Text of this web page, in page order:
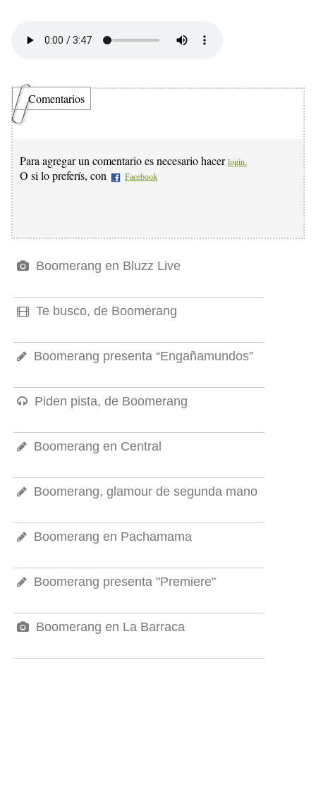
Comentarios
Para agregar un comentario es necesario hacer login.
O si lo preferís, con Facebook
Boomerang en Bluzz Live
Te busco, de Boomerang
Boomerang presenta “Engañamundos”
Piden pista, de Boomerang
Boomerang en Central
Boomerang, glamour de segunda mano
Boomerang en Pachamama
Boomerang presenta "Premiere"
Boomerang en La Barraca